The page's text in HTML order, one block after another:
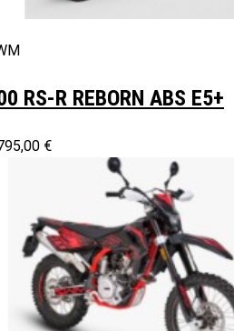
RS-R REBORN ABS E5+
€